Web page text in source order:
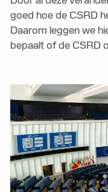
goed hoe de CSRD
Daarom leggen we
bepaalt of de CSRD